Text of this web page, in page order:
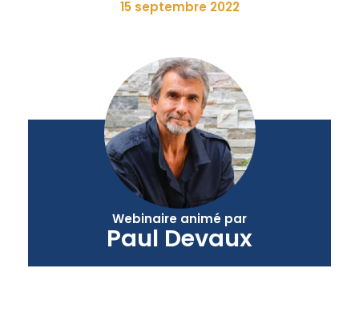
15 septembre 2022
Webinaire animé par
Paul Devaux